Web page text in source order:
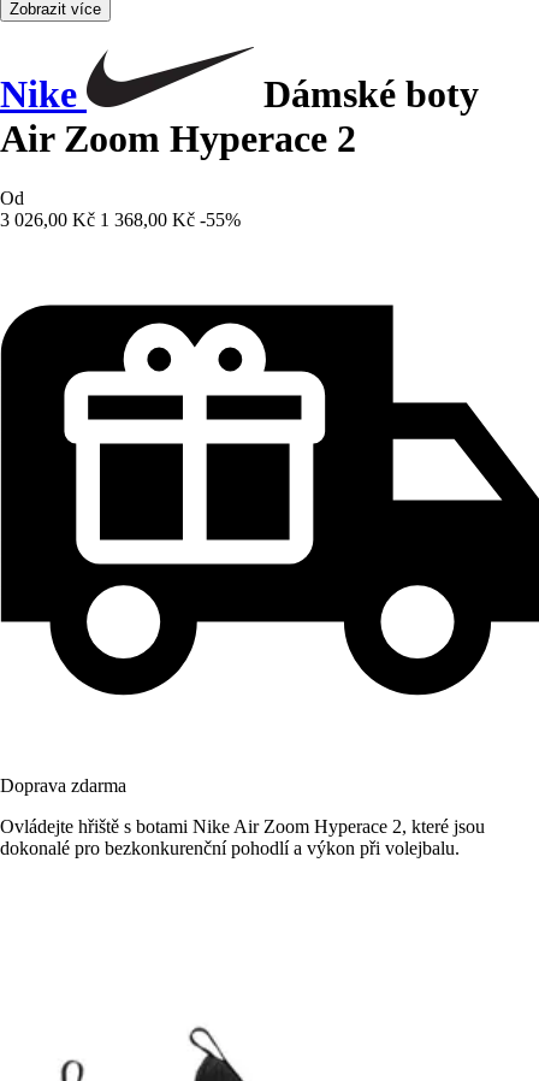
Zobrazit více
Nike
Dámské boty
Air Zoom Hyperace 2
Od
3 026,00 Kč 1 368,00 Kč -55%
Doprava zdarma
Ovládejte hřiště s botami Nike Air Zoom Hyperace 2, které jsou
dokonalé pro bezkonkurenční pohodlí a výkon při volejbalu.